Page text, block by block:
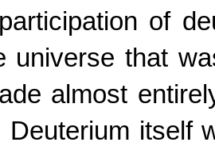
of
universe that
almost
Deuterium itself